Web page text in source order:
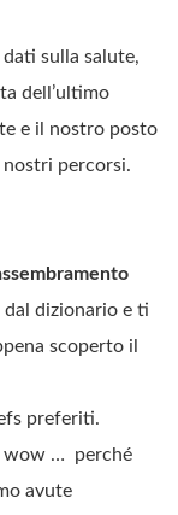
sulla salute,
dell’ultimo
e il nostro posto
percorsi.
dal dizionario e ti
scoperto il
preferiti.
wow … perché
avute